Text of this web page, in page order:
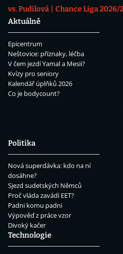
vs. Pudilová
Chance Liga 2026/
Aktuálně
Epicentrum
Neštovice: příznaky, léčba
V čem jezdí Yamal a Mesii?
Kvízy pro seniory
Kalendář úplňků 2026
Co je bodycount?
Politika
Nová superdávka: kdo na ní
dosáhne?
Sjezd sudetských Němců
Proč vláda zavádí EET?
Padni komu padni
Výpověď z práce vzor
Divoký kačer
Technologie